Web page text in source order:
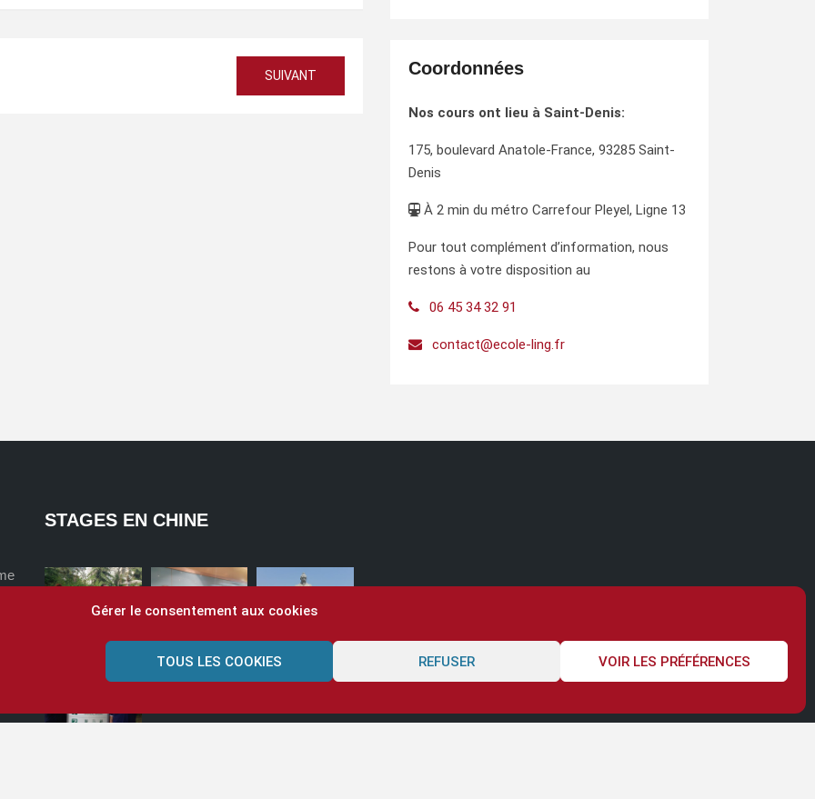
Gérer le consentement aux cookies
TOUS LES COOKIES REFUSER VOIR LES PRÉFÉRENCES
SUIVANT Coordonnées
Nos cours ont lieu à Saint-Denis:
175, boulevard Anatole-France, 93285 Saint-
Denis
À 2 min du métro Carrefour Pleyel, Ligne 13
Pour tout complément d’information, nous
restons à votre disposition au
06 45 34 32 91
contact@ecole-ling.fr
STAGES EN CHINE